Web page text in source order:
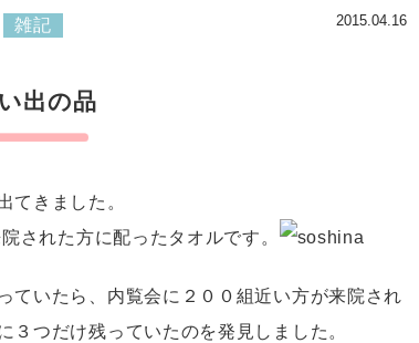
雑記 2015.04.16
思い出の品
てきました。
された方に配ったタオルです。
ていたら、内覧会に２００組近い方が来院され
つだけ残っていたのを発見しました。